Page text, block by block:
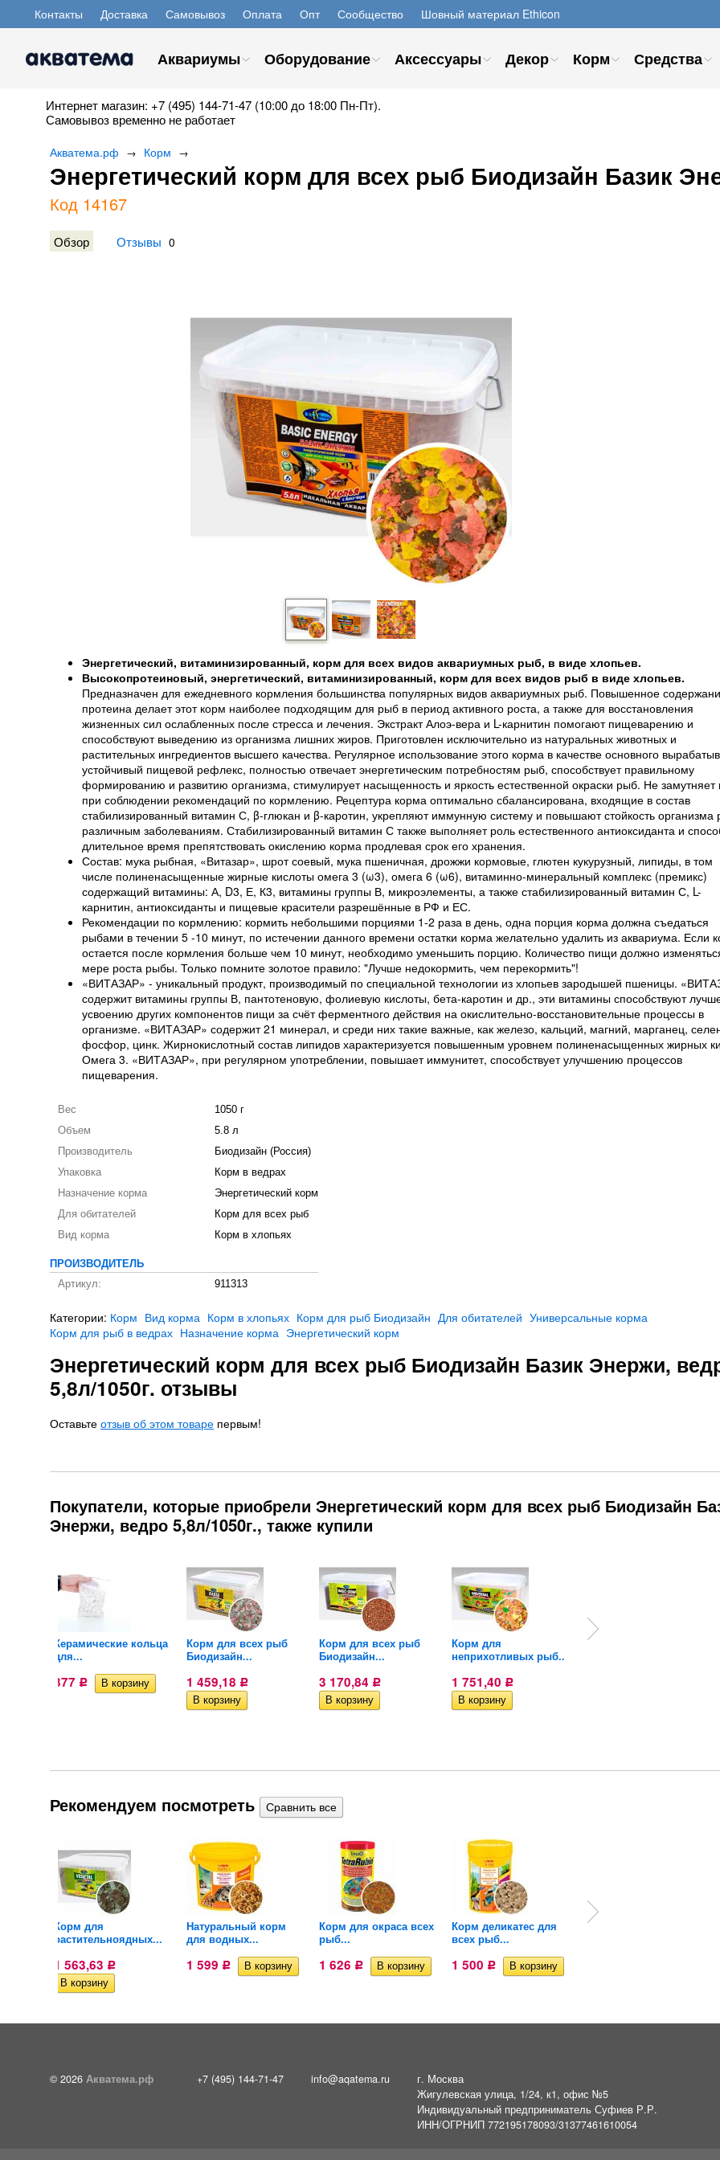
Контакты Доставка Самовывоз Оплата Опт Сообщество Шовный материал Ethicon
Аквариумы Оборудование Аксессуары Декор Корм Средства
Интернет магазин: +7 (495) 144-71-47 (10:00 до 18:00 Пн-Пт).
Самовывоз временно не работает
Акватема.рф → Корм →
Энергетический корм для всех рыб Биодизайн Базик
Код 14167
Обзор Отзывы 0
Энергетический, витаминизированный, корм для всех видов аквариумных рыб, в виде хлопьев.
Высокопротеиновый, энергетический, витаминизированный, корм для всех видов рыб в виде хлопьев.
Предназначен для ежедневного кормления большинства популярных видов аквариумных рыб. Повышенное
протеина делает этот корм наиболее подходящим для рыб в период активного роста, а также для восстановления
жизненных сил ослабленных после стресса и лечения. Экстракт Алоэ-вера и L-карнитин помогают пищеварению и
способствуют выведению из организма лишних жиров. Приготовлен исключительно из натуральных животных и
растительных ингредиентов высшего качества. Регулярное использование этого корма в качестве основного
устойчивый пищевой рефлекс, полностью отвечает энергетическим потребностям рыб, способствует правильному
формированию и развитию организма, стимулирует насыщенность и яркость естественной окраски рыб. Не замутняет
при соблюдении рекомендаций по кормлению. Рецептура корма оптимально сбалансирована, входящие в состав
стабилизированный витамин С, β-глюкан и β-каротин, укрепляют иммунную систему и повышают стойкость организма
различным заболеваниям. Стабилизированный витамин С также выполняет роль естественного антиоксиданта и
длительное время препятствовать окислению корма продлевая срок его хранения.
Состав: мука рыбная, «Витазар», шрот соевый, мука пшеничная, дрожжи кормовые, глютен кукурузный, липиды, в том
числе полиненасыщенные жирные кислоты омега 3 (ω3), омега 6 (ω6), витаминно-минеральный комплекс (премикс)
содержащий витамины: А, D3, Е, К3, витамины группы В, микроэлементы, а также стабилизированный витамин С, L-
карнитин, антиоксиданты и пищевые красители разрешённые в РФ и ЕС.
Рекомендации по кормлению: кормить небольшими порциями 1-2 раза в день, одна порция корма должна съедаться
рыбами в течении 5 -10 минут, по истечении данного времени остатки корма желательно удалить из аквариума. Если
остается после кормления больше чем 10 минут, необходимо уменьшить порцию. Количество пищи должно
мере роста рыбы. Только помните золотое правило: "Лучше недокормить, чем перекормить"!
«ВИТАЗАР» - уникальный продукт, производимый по специальной технологии из хлопьев зародышей пшеницы.
содержит витамины группы В, пантотеновую, фолиевую кислоты, бета-каротин и др., эти витамины способствуют
усвоению других компонентов пищи за счёт ферментного действия на окислительно-восстановительные процессы в
организме. «ВИТАЗАР» содержит 21 минерал, и среди них такие важные, как железо, кальций, магний, марганец,
фосфор, цинк. Жирнокислотный состав липидов характеризуется повышенным уровнем полиненасыщенных жирных
Омега 3. «ВИТАЗАР», при регулярном употреблении, повышает иммунитет, способствует улучшению процессов
пищеварения.
Вес
1050 г
Объем
5.8 л
Производитель
Биодизайн (Россия)
Упаковка
Корм в ведрах
Назначение корма
Энергетический корм
Для обитателей
Корм для всех рыб
Вид корма
Корм в хлопьях
ПРОИЗВОДИТЕЛЬ
Артикул:
911313
Категории: Корм Вид корма Корм в хлопьях Корм для рыб Биодизайн Для обитателей Универсальные корма
Корм для рыб в ведрах Назначение корма Энергетический корм
Энергетический корм для всех рыб Биодизайн Базик Энержи,
5,8л/1050г. отзывы
Оставьте отзыв об этом товаре первым!
Покупатели, которые приобрели Энергетический корм для всех рыб Биодизайн
Энержи, ведро 5,8л/1050г., также купили
Керамические кольца
для...
377 Р
Корм для всех рыб
Биодизайн...
1 459,18 Р
Корм для всех рыб
Биодизайн...
3 170,84 Р
Корм для
неприхотливых рыб...
1 751,40 Р
Корм для донных
Рекомендуем посмотреть
Корм для
растительноядных...
1 563,63 Р
Натуральный корм
для водных...
1 599 Р
Корм для окраса всех
рыб...
1 626 Р
Корм деликатес для
всех рыб...
1 500 Р
Корм для сомов
© 2026 Акватема.рф +7 (495) 144-71-47 info@aqatema.ru
г. Москва
Жигулевская улица, 1/24, к1, офис №5
Индивидуальный предприниматель Суфиев Р.Р.
ИНН/ОГРНИП 772195178093/31377461610054